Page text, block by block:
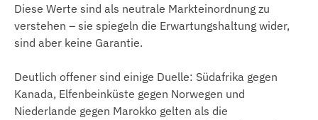
Diese Werte sind als neutrale Markteinordnung zu
verstehen – sie spiegeln die Erwartungshaltung wider,
sind aber keine Garantie.
Deutlich offener sind einige Duelle: Südafrika gegen
Kanada, Elfenbeinküste gegen Norwegen und
Niederlande gegen Marokko gelten als die